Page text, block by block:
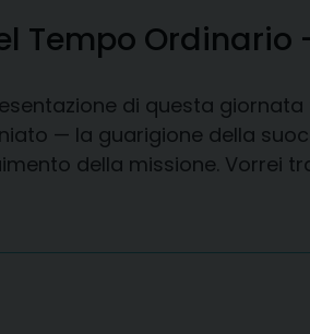
Tempo Ordinario
di questa
— la guarigione della
della missione. Vorrei